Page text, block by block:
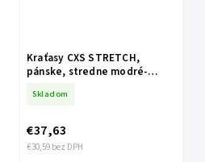
Kraťasy CXS STRETCH,
pánske, stredne modré-
Skladom
€30,59 bez DPH
€37,63